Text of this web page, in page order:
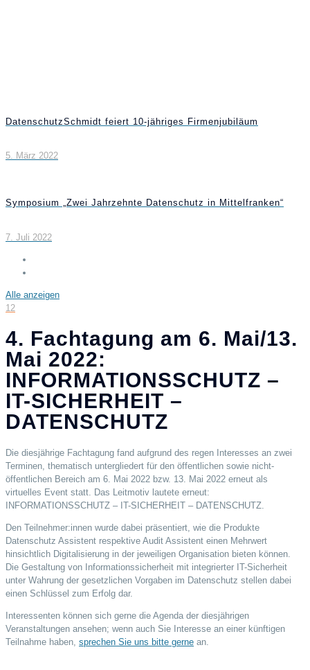
DatenschutzSchmidt feiert 10-jähriges Firmenjubiläum
5. März 2022
Symposium „Zwei Jahrzehnte Datenschutz in Mittelfranken“
7. Juli 2022
Alle anzeigen
12
4. Fachtagung am 6. Mai/13.
Mai 2022:
INFORMATIONSSCHUTZ –
IT-SICHERHEIT –
DATENSCHUTZ
Die diesjährige Fachtagung fand aufgrund des regen Interesses an zwei
Terminen, thematisch untergliedert für den öffentlichen sowie nicht-
öffentlichen Bereich am 6. Mai 2022 bzw. 13. Mai 2022 erneut als
virtuelles Event statt. Das Leitmotiv lautete erneut:
INFORMATIONSSCHUTZ – IT-SICHERHEIT – DATENSCHUTZ.
Den Teilnehmer:innen wurde dabei präsentiert, wie die Produkte
Datenschutz Assistent respektive Audit Assistent einen Mehrwert
hinsichtlich Digitalisierung in der jeweiligen Organisation bieten können.
Die Gestaltung von Informationssicherheit mit integrierter IT-Sicherheit
unter Wahrung der gesetzlichen Vorgaben im Datenschutz stellen dabei
einen Schlüssel zum Erfolg dar.
Interessenten können sich gerne die Agenda der diesjährigen
Veranstaltungen ansehen; wenn auch Sie Interesse an einer künftigen
Teilnahme haben, sprechen Sie uns bitte gerne an.